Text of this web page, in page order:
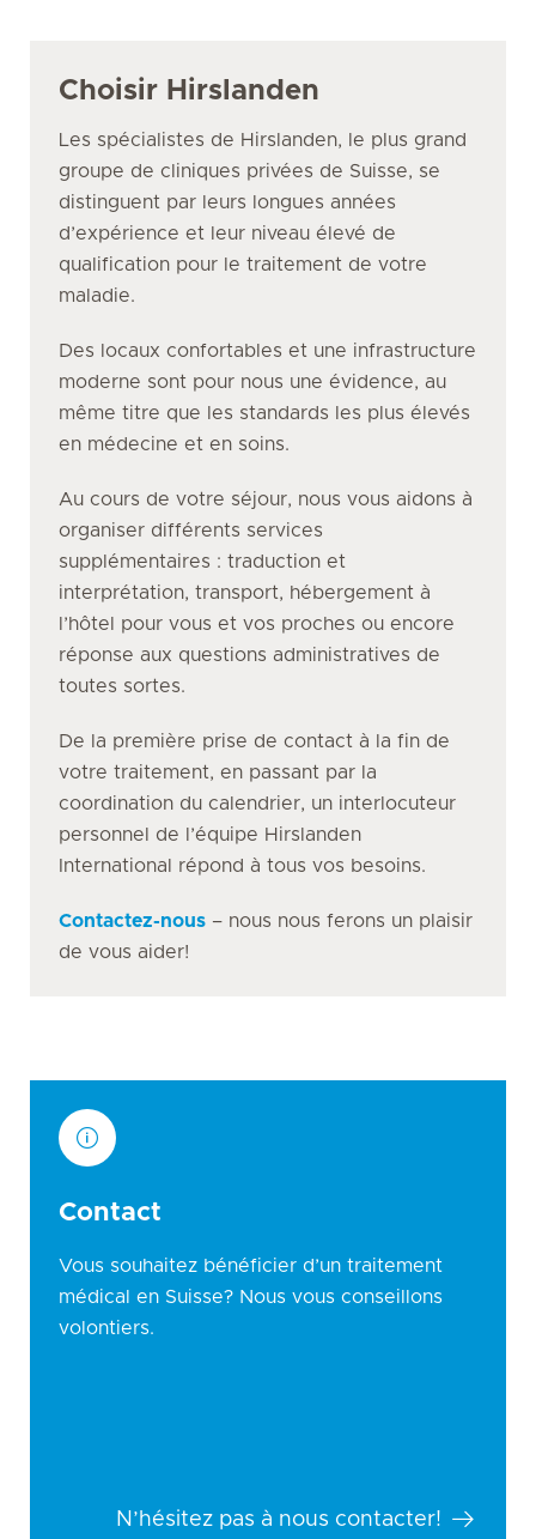
Choisir Hirslanden
Les spécialistes de Hirslanden, le plus grand
groupe de cliniques privées de Suisse, se
distinguent par leurs longues années
d’expérience et leur niveau élevé de
qualification pour le traitement de votre
maladie.
Des locaux confortables et une infrastructure
moderne sont pour nous une évidence, au
même titre que les standards les plus élevés
en médecine et en soins.
Au cours de votre séjour, nous vous aidons à
organiser différents services
supplémentaires : traduction et
interprétation, transport, hébergement à
l’hôtel pour vous et vos proches ou encore
réponse aux questions administratives de
toutes sortes.
De la première prise de contact à la fin de
votre traitement, en passant par la
coordination du calendrier, un interlocuteur
personnel de l’équipe Hirslanden
International répond à tous vos besoins.
Contactez-nous – nous nous ferons un plaisir
de vous aider!
Contact
Vous souhaitez bénéficier d’un traitement
médical en Suisse? Nous vous conseillons
volontiers.
N’hésitez pas à nous contacter!